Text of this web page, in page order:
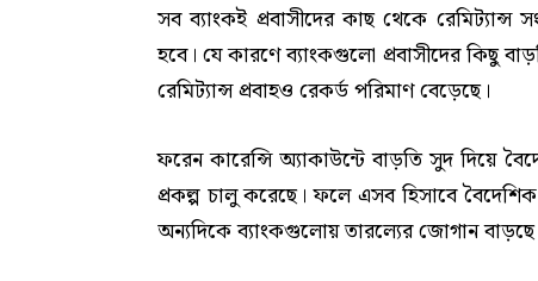
সব ব্যাংকই প্রবাসীদের কাছ থেকে রেমিট্যান্স
হবে। যে কারণে ব্যাংকগুলো প্রবাসীদের কিছু
রেমিট্যান্স প্রবাহও রেকর্ড পরিমাণ বেড়েছে।
ফরেন কারেন্সি অ্যাকাউন্টে বাড়তি সুদ দিয়ে
প্রকল্প চালু করেছে। ফলে এসব হিসাবে
অন্যদিকে ব্যাংকগুলোয় তারল্যের জোগান